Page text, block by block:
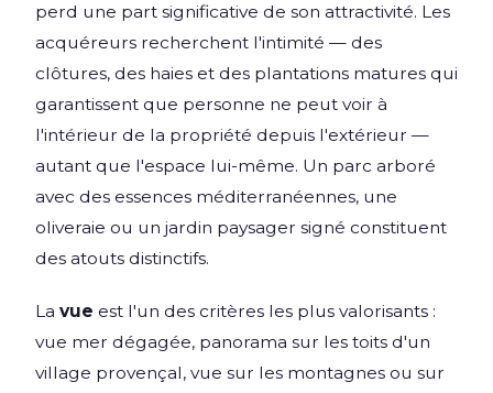
perd une part significative de son attractivité. Les
acquéreurs recherchent l'intimité — des
clôtures, des haies et des plantations matures qui
garantissent que personne ne peut voir à
l'intérieur de la propriété depuis l'extérieur —
autant que l'espace lui-même. Un parc arboré
avec des essences méditerranéennes, une
oliveraie ou un jardin paysager signé constituent
des atouts distinctifs.
La vue est l'un des critères les plus valorisants :
vue mer dégagée, panorama sur les toits d'un
village provençal, vue sur les montagnes ou sur